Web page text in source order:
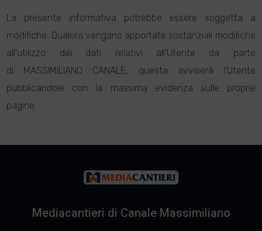
La presente informativa potrebbe essere soggetta a
modifiche. Qualora vengano apportate sostanziali modifiche
all'utilizzo dei dati relativi all'Utente da parte
di MASSIMILIANO CANALE, questa avviserà l'Utente
pubblicandole con la massima evidenza sulle proprie
pagine.
Mediacantieri di Canale Massimiliano